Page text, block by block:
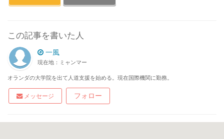
この記事を書いた人
一風
現在地：ミャンマー
オランダの大学院を出て人道支援を始める。現在国際機関に勤務。
メッセージ フォロー